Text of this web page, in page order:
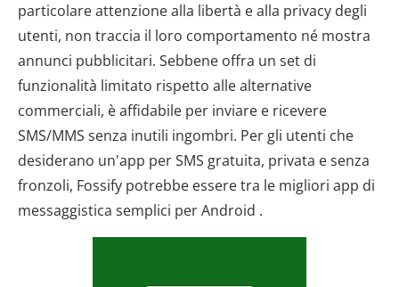
particolare attenzione alla libertà e alla privacy degli
utenti, non traccia il loro comportamento né mostra
annunci pubblicitari. Sebbene offra un set di
funzionalità limitato rispetto alle alternative
commerciali, è affidabile per inviare e ricevere
SMS/MMS senza inutili ingombri. Per gli utenti che
desiderano un'app per SMS gratuita, privata e senza
fronzoli, Fossify potrebbe essere tra le migliori app di
messaggistica semplici per Android .